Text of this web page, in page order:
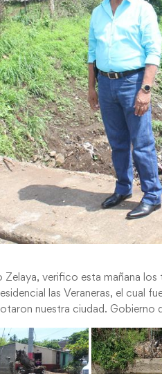
verifico esta mañana
las Veraneras, el cual
nuestra ciudad. Gobierno